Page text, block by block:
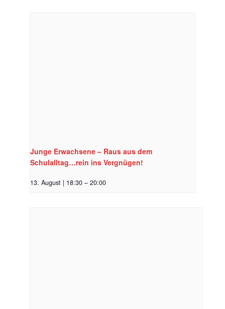
Junge Erwachsene – Raus aus dem
Schulalltag…rein ins Vergnügen!
13. August | 18:30 – 20:00